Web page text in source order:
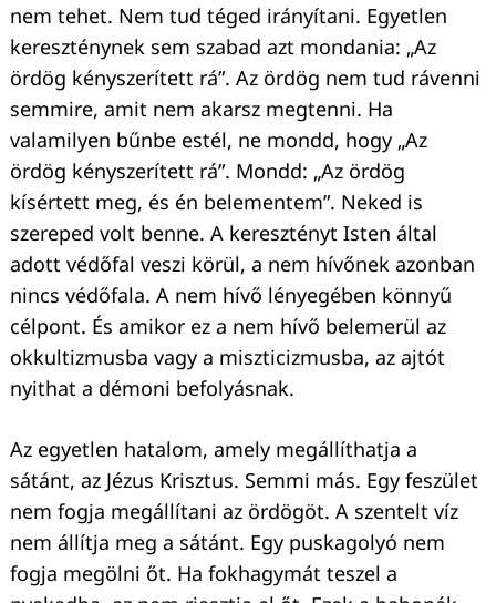
nem tehet. Nem tud téged irányítani. Egyetlen
kereszténynek sem szabad azt mondania: „Az
ördög kényszerített rá”. Az ördög nem tud rávenni
semmire, amit nem akarsz megtenni. Ha
valamilyen bűnbe estél, ne mondd, hogy „Az
ördög kényszerített rá”. Mondd: „Az ördög
kísértett meg, és én belementem”. Neked is
szereped volt benne. A keresztényt Isten által
adott védőfal veszi körül, a nem hívőnek azonban
nincs védőfala. A nem hívő lényegében könnyű
célpont. És amikor ez a nem hívő belemerül az
okkultizmusba vagy a miszticizmusba, az ajtót
nyithat a démoni befolyásnak.
Az egyetlen hatalom, amely megállíthatja a
sátánt, az Jézus Krisztus. Semmi más. Egy feszület
nem fogja megállítani az ördögöt. A szentelt víz
nem állítja meg a sátánt. Egy puskagolyó nem
fogja megölni őt. Ha fokhagymát teszel a